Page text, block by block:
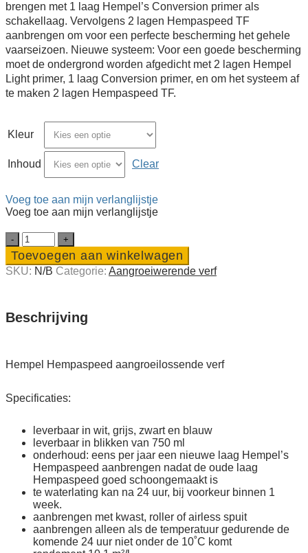
brengen met 1 laag Hempel’s Conversion primer als
schakellaag. Vervolgens 2 lagen Hempaspeed TF
aanbrengen om voor een perfecte bescherming het gehele
vaarseizoen. Nieuwe systeem: Voor een goede bescherming
moet de ondergrond worden afgedicht met 2 lagen Hempel
Light primer, 1 laag Conversion primer, en om het systeem af
te maken 2 lagen Hempaspeed TF.
Kleur
Inhoud Clear
Voeg toe aan mijn verlanglijstje
Voeg toe aan mijn verlanglijstje
Hempel
Hempaspeed
aan­
groei­
de
verf
Toevoegen aan winkelwagen
SKU: N/B Categorie: Aangroei­werende verf
Beschrijving
Hempel Hempaspeed aangroeilossende verf
Specificaties:
leverbaar in wit, grijs, zwart en blauw
leverbaar in blikken van 750 ml
onderhoud: eens per jaar een nieuwe laag Hempel’s
Hempaspeed aanbrengen nadat de oude laag
Hempaspeed goed schoongemaakt is
te waterlating kan na 24 uur, bij voorkeur binnen 1
week.
aanbrengen met kwast, roller of airless spuit
aanbrengen alleen als de temperatuur gedurende de
komende 24 uur niet onder de 10˚C komt